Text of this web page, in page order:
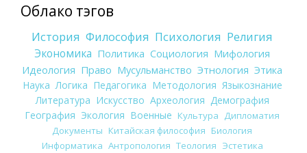
Облако тэгов
История Философия Психология Религия
Экономика Политика Социология Мифология
Идеология Право Мусульманство Этнология Этика
Наука Логика Педагогика Методология Языкознание
Литература Искусство Археология Демография
География Экология Военные Культура
Дипломатия
Документы Китайская философия Биология
Информатика Антропология Теология Эстетика